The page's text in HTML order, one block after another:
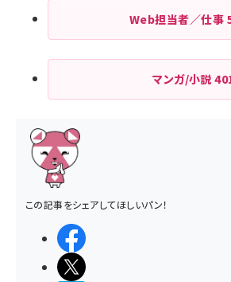
ジ
送
り
Web担当者／仕事
マンガ/小説
この記事をシェアしてほしいパン！